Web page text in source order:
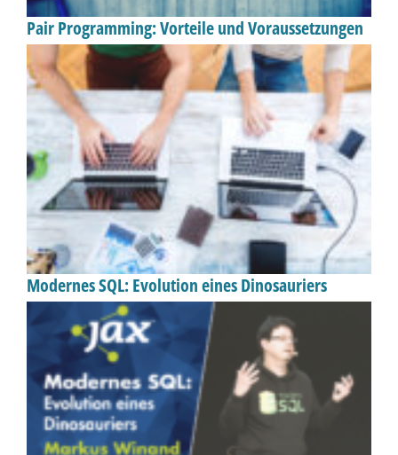
Pair Programming: Vorteile und Voraussetzungen
Modernes SQL: Evolution eines Dinosauriers